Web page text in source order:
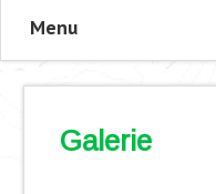
Menu
Galerie